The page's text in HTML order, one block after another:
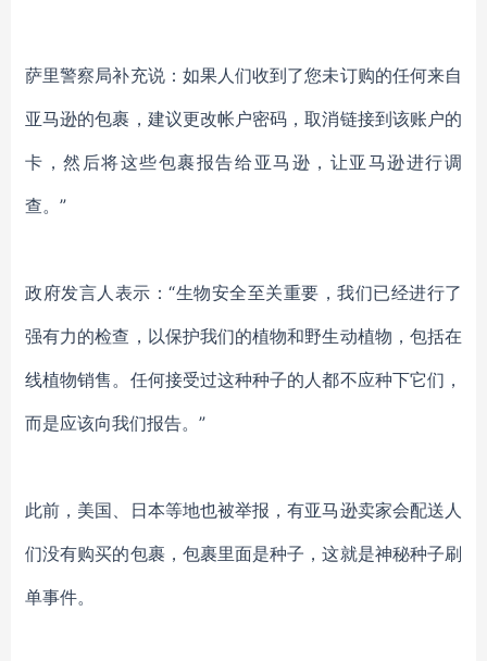
萨里警察局补充说：如果人们收到了您未订购的任何来自
亚马逊的包裹，建议更改帐户密码，取消链接到该账户的
卡，然后将这些包裹报告给亚马逊， 让亚马逊进行调
查。 ”
政府发言人表示 ： “生物安全至关重要，我们已经进行了
强有力的检查，以保护我们的植物和野生动植物，包括在
线植物销售。任何接受过这种种子的人都不应种下它们，
而是应该向我们报告。 ”
此前，美国、日本等地也被举报，有亚马逊卖家会配送人
们没有购买的包裹，包裹里面是种子，这就是神秘种子刷
单事件。